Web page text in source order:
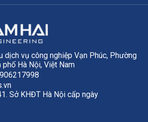
dịch vụ công nghiệp Vạn Phúc, Phường
phố Hà Nội, Việt Nam
Sở KHĐT Hà Nội cấp ngày